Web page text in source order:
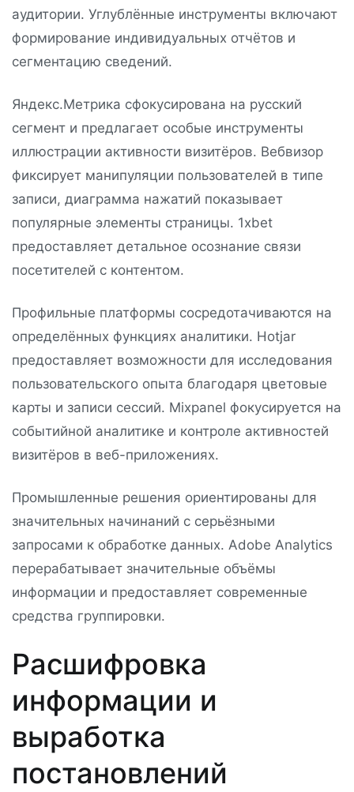
аудитории. Углублённые инструменты включают
формирование индивидуальных отчётов и
сегментацию сведений.
Яндекс.Метрика сфокусирована на русский
сегмент и предлагает особые инструменты
иллюстрации активности визитёров. Вебвизор
фиксирует манипуляции пользователей в типе
записи, диаграмма нажатий показывает
популярные элементы страницы. 1xbet
предоставляет детальное осознание связи
посетителей с контентом.
Профильные платформы сосредотачиваются на
определённых функциях аналитики. Hotjar
предоставляет возможности для исследования
пользовательского опыта благодаря цветовые
карты и записи сессий. Mixpanel фокусируется на
событийной аналитике и контроле активностей
визитёров в веб-приложениях.
Промышленные решения ориентированы для
значительных начинаний с серьёзными
запросами к обработке данных. Adobe Analytics
перерабатывает значительные объёмы
информации и предоставляет современные
средства группировки.
Расшифровка
информации и
выработка
постановлений